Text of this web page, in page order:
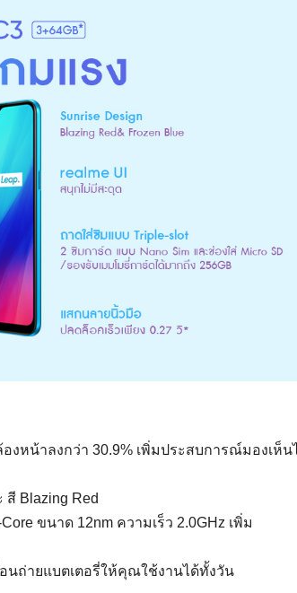
หน้าลงกว่า 30.9% เพิ่มประสบการณ์มองเห็น
Blazing Red
ขนาด 12nm ความเร็ว 2.0GHz เพิ่ม
อนถ่ายแบตเตอรี่ให้คุณใช้งานได้ทั้งวัน